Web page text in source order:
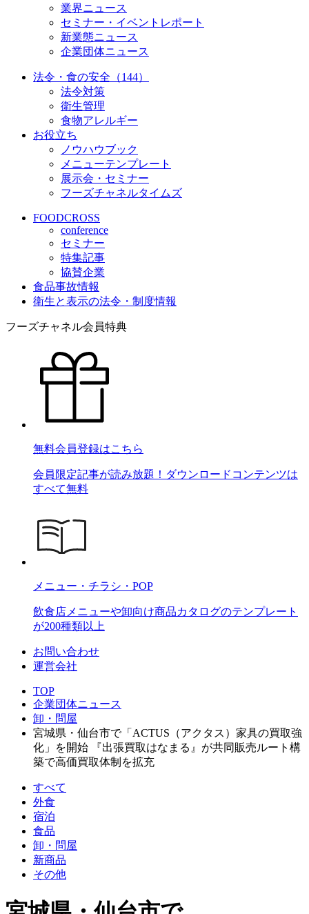
業界ニュース
セミナー・イベントレポート
新業態ニュース
企業団体ニュース
法令・食の安全（144）
法令対策
衛生管理
食物アレルギー
お役立ち
ノウハウブック
メニューテンプレート
展示会・セミナー
フーズチャネルタイムズ
FOODCROSS
conference
セミナー
特集記事
協賛企業
食品事故情報
衛生と表示の法令・制度情報
フーズチャネル会員特典
無料会員登録はこちら
会員限定記事が読み放題！ダウンロードコンテンツは
すべて無料
メニュー・チラシ・POP
飲食店メニューや卸向け商品カタログのテンプレート
が200種類以上
お問い合わせ
運営会社
TOP
企業団体ニュース
卸・問屋
宮城県・仙台市で「ACTUS（アクタス）家具の買取強
化」を開始 『出張買取はなまる』が共同販売ルート構
築で高価買取体制を拡充
すべて
外食
宿泊
食品
卸・問屋
新商品
その他